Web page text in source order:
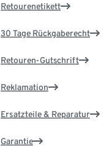
Retourenetikett
30 Tage Rückgaberecht
Retouren-Gutschrift
Reklamation
Ersatzteile & Reparatur
Garantie